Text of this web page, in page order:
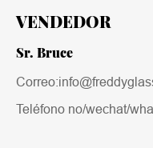
VENDEDOR
Sr. Bruce
Teléfono no/wechat/